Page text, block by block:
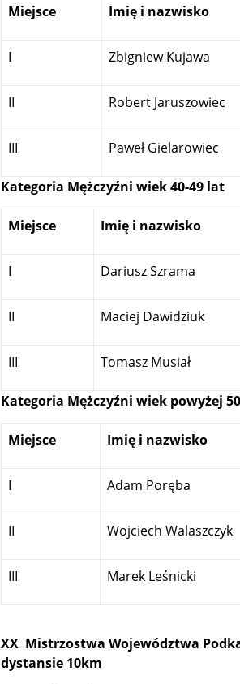
Miejsce Imię i nazwisko
I Zbigniew Kujawa
II Robert Jaruszowiec
III Paweł Gielarowiec
Kategoria Mężczyźni wiek 40-49 lat
Miejsce Imię i nazwisko
I Dariusz Szrama
II Maciej Dawidziuk
III Tomasz Musiał
Kategoria Mężczyźni wiek powyżej
Miejsce Imię i nazwisko
I Adam Poręba
II Wojciech Walaszczyk
III Marek Leśnicki
XX Mistrzostwa Województwa
dystansie 10km